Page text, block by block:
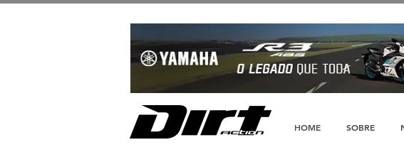
HOME SOBRE